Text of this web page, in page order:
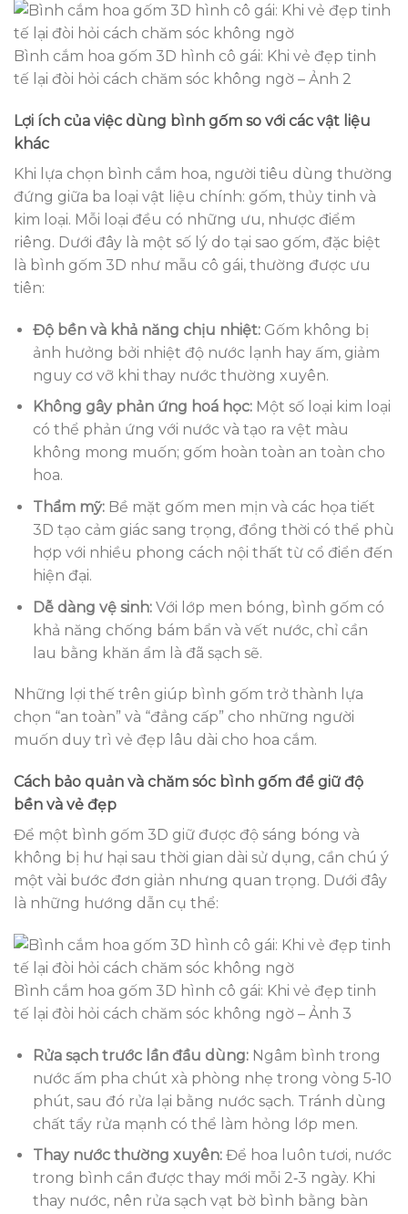
Bình cắm hoa gốm 3D hình cô gái: Khi vẻ đẹp tinh
tế lại đòi hỏi cách chăm sóc không ngờ – Ảnh 2
Lợi ích của việc dùng bình gốm so với các vật liệu
khác
Khi lựa chọn bình cắm hoa, người tiêu dùng thường
đứng giữa ba loại vật liệu chính: gốm, thủy tinh và
kim loại. Mỗi loại đều có những ưu, nhược điểm
riêng. Dưới đây là một số lý do tại sao gốm, đặc biệt
là bình gốm 3D như mẫu cô gái, thường được ưu
tiên:
Độ bền và khả năng chịu nhiệt:Gốm không bị
ảnh hưởng bởi nhiệt độ nước lạnh hay ấm, giảm
nguy cơ vỡ khi thay nước thường xuyên.
Không gây phản ứng hoá học:Một số loại kim loại
có thể phản ứng với nước và tạo ra vệt màu
không mong muốn; gốm hoàn toàn an toàn cho
hoa.
Thẩm mỹ:Bề mặt gốm men mịn và các họa tiết
3D tạo cảm giác sang trọng, đồng thời có thể phù
hợp với nhiều phong cách nội thất từ cổ điển đến
hiện đại.
Dễ dàng vệ sinh:Với lớp men bóng, bình gốm có
khả năng chống bám bẩn và vết nước, chỉ cần
lau bằng khăn ẩm là đã sạch sẽ.
Những lợi thế trên giúp bình gốm trở thành lựa
chọn “an toàn” và “đẳng cấp” cho những người
muốn duy trì vẻ đẹp lâu dài cho hoa cắm.
Cách bảo quản và chăm sóc bình gốm để giữ độ
bền và vẻ đẹp
Để một bình gốm 3D giữ được độ sáng bóng và
không bị hư hại sau thời gian dài sử dụng, cần chú ý
một vài bước đơn giản nhưng quan trọng. Dưới đây
là những hướng dẫn cụ thể:
Bình cắm hoa gốm 3D hình cô gái: Khi vẻ đẹp tinh
tế lại đòi hỏi cách chăm sóc không ngờ – Ảnh 3
Rửa sạch trước lần đầu dùng:Ngâm bình trong
nước ấm pha chút xà phòng nhẹ trong vòng 5‑10
phút, sau đó rửa lại bằng nước sạch. Tránh dùng
chất tẩy rửa mạnh có thể làm hỏng lớp men.
Thay nước thường xuyên:Để hoa luôn tươi, nước
trong bình cần được thay mới mỗi 2‑3 ngày. Khi
thay nước, nên rửa sạch vạt bờ bình bằng bàn